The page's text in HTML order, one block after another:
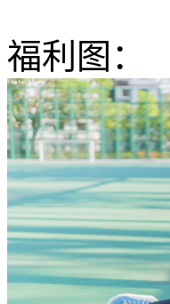
福利图：